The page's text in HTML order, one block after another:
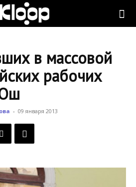
в массовой
рабочих
- 09 января 2013